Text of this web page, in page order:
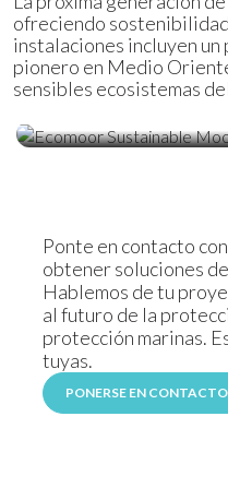
ofreciendo sostenibilidad
instalaciones incluyen
pionero en Medio
sensibles ecosistemas
Ponte en contacto
obtener soluciones
Hablemos de tu
al futuro de la
protección marinas.
tuyas.
PONERSE EN CONTACTO